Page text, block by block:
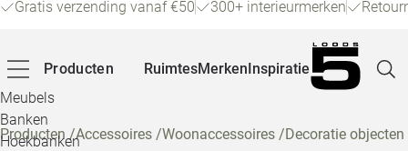
Gratis verzending vanaf €50 300+ interieurmerken
Producten
Meubels
Banken
Hoekbanken
RuimtesMerkenInspiratie
Producten/Accessoires /Woonaccessoires /Decoratie objecten